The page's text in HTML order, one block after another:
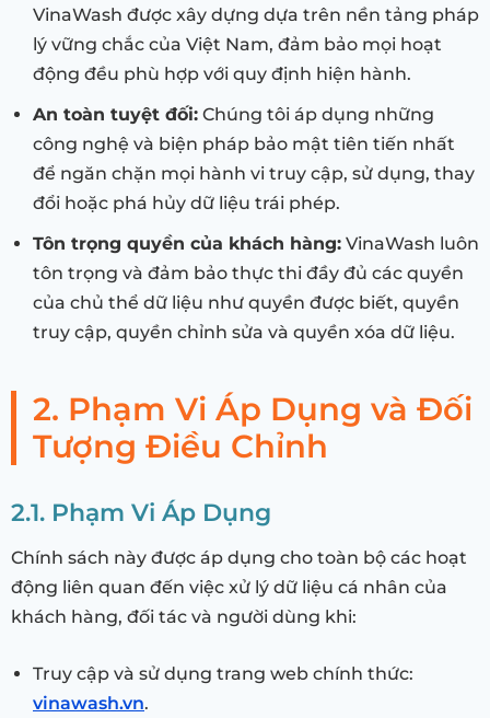
VinaWash được xây dựng dựa trên nền tảng pháp
lý vững chắc của Việt Nam, đảm bảo mọi hoạt
động đều phù hợp với quy định hiện hành.
An toàn tuyệt đối: Chúng tôi áp dụng những
công nghệ và biện pháp bảo mật tiên tiến nhất
để ngăn chặn mọi hành vi truy cập, sử dụng, thay
đổi hoặc phá hủy dữ liệu trái phép.
Tôn trọng quyền của khách hàng: VinaWash luôn
tôn trọng và đảm bảo thực thi đầy đủ các quyền
của chủ thể dữ liệu như quyền được biết, quyền
truy cập, quyền chỉnh sửa và quyền xóa dữ liệu.
2. Phạm Vi Áp Dụng và Đối
Tượng Điều Chỉnh
2.1. Phạm Vi Áp Dụng
Chính sách này được áp dụng cho toàn bộ các hoạt
động liên quan đến việc xử lý dữ liệu cá nhân của
khách hàng, đối tác và người dùng khi:
Truy cập và sử dụng trang web chính thức:
vinawash.vn.